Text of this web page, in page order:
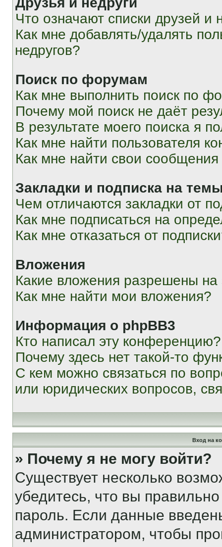
Что означают списки друзей и
Как мне добавлять/удалять
недругов?
Поиск по форумам
Как мне выполнить поиск по
Почему мой поиск не даёт
В результате моего поиска я
Как мне найти пользователя
Как мне найти свои
Закладки и подписка на
Чем отличаются закладки от
Как мне подписаться на
Как мне отказаться от
Вложения
Какие вложения разрешены
Как мне найти мои вложения?
Информация о phpBB3
Кто написал эту конференцию?
Почему здесь нет такой-то
С кем можно связаться по
или юридических вопросов,
Вход на
» Почему я не могу войти?
Существует несколько
убедитесь, что вы
пароль. Если данные
администратором, чтобы